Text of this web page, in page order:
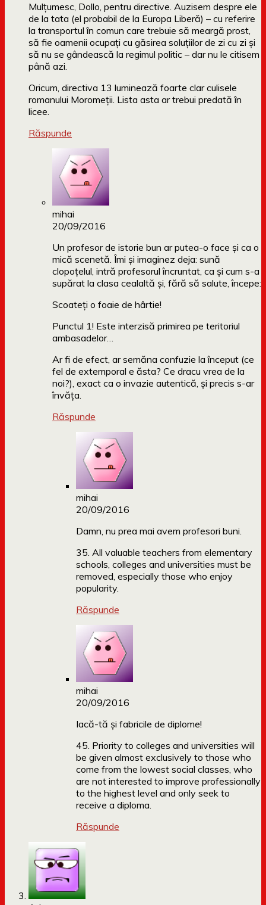
Mulțumesc, Dollo, pentru directive. Auzisem despre ele
de la tata (el probabil de la Europa Liberă) – cu referire
la transportul în comun care trebuie să meargă prost,
să fie oamenii ocupați cu găsirea soluțiilor de zi cu zi și
să nu se gândească la regimul politic – dar nu le citisem
până azi.
Oricum, directiva 13 luminează foarte clar culisele
romanului Moromeții. Lista asta ar trebui predată în
licee.
Răspunde
mihai
20/09/2016
Un profesor de istorie bun ar putea-o face și ca o
mică scenetă. Îmi și imaginez deja: sună
clopoțelul, intră profesorul încruntat, ca și cum s-a
supărat la clasa cealaltă și, fără să salute, începe:
Scoateți o foaie de hârtie!
Punctul 1! Este interzisă primirea pe teritoriul
ambasadelor…
Ar fi de efect, ar semăna confuzie la început (ce
fel de extemporal e ăsta? Ce dracu vrea de la
noi?), exact ca o invazie autentică, și precis s-ar
învăța.
Răspunde
mihai
20/09/2016
Damn, nu prea mai avem profesori buni.
35. All valuable teachers from elementary
schools, colleges and universities must be
removed, especially those who enjoy
popularity.
Răspunde
mihai
20/09/2016
Iacă-tă și fabricile de diplome!
45. Priority to colleges and universities will
be given almost exclusively to those who
come from the lowest social classes, who
are not interested to improve professionally
to the highest level and only seek to
receive a diploma.
Răspunde